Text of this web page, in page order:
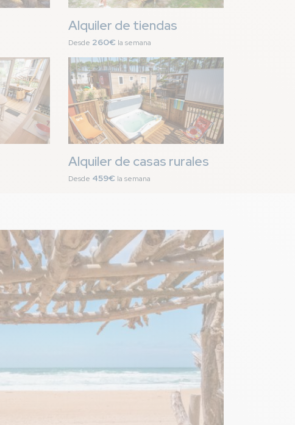
Alquiler de tiendas
Desde 260€ la semana
Imagen
Alquiler de casas rurales
Desde 459€ la semana